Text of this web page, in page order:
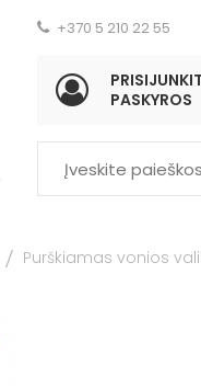
+370 5 210 22 55
PASKYROS
Purškiamas vonios